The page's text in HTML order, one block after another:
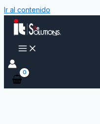
Ir al contenido